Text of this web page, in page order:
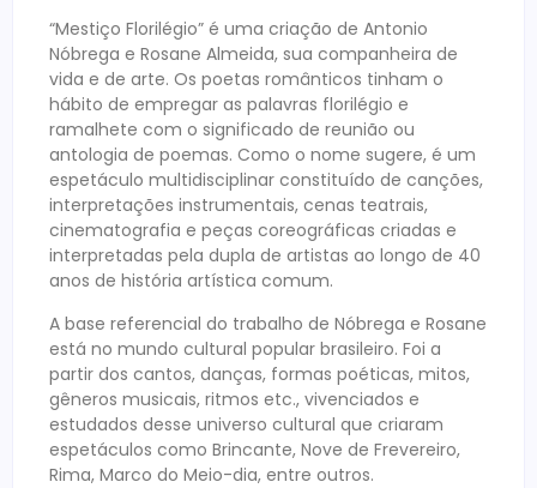
“Mestiço Florilégio” é uma criação de Antonio
Nóbrega e Rosane Almeida, sua companheira de
vida e de arte. Os poetas românticos tinham o
hábito de empregar as palavras florilégio e
ramalhete com o significado de reunião ou
antologia de poemas. Como o nome sugere, é um
espetáculo multidisciplinar constituído de canções,
interpretações instrumentais, cenas teatrais,
cinematografia e peças coreográficas criadas e
interpretadas pela dupla de artistas ao longo de 40
anos de história artística comum.
A base referencial do trabalho de Nóbrega e Rosane
está no mundo cultural popular brasileiro. Foi a
partir dos cantos, danças, formas poéticas, mitos,
gêneros musicais, ritmos etc., vivenciados e
estudados desse universo cultural que criaram
espetáculos como Brincante, Nove de Frevereiro,
Rima, Marco do Meio-dia, entre outros.